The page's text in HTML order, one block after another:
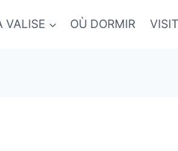
VALISE OÙ DORMIR